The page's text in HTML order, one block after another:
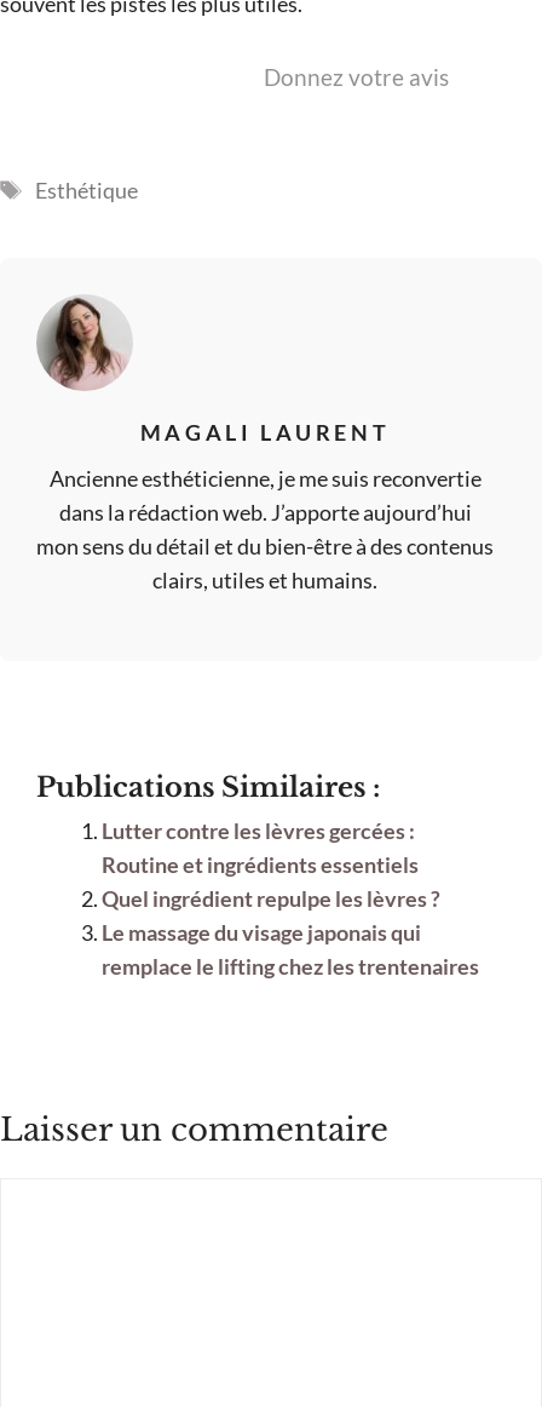
Donnez votre avis
Étiquettes
Esthétique
MAGALI LAURENT
Ancienne esthéticienne, je me suis reconvertie
dans la rédaction web. J’apporte aujourd’hui
mon sens du détail et du bien-être à des contenus
clairs, utiles et humains.
Publications Similaires :
Lutter contre les lèvres gercées :
Routine et ingrédients essentiels
Quel ingrédient repulpe les lèvres ?
Le massage du visage japonais qui
remplace le lifting chez les trentenaires
Laisser un commentaire